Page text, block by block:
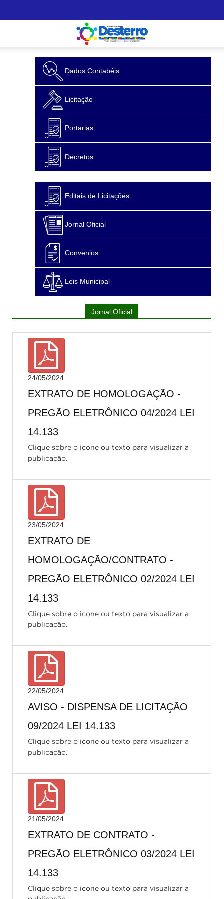
Dados Contabéis
Licitação
Portarias
Decretos
Editais de Licitações
Jornal Oficial
Convenios
Leis Municipal
Jornal Oficial
24/05/2024
EXTRATO DE HOMOLOGAÇÃO -
PREGÃO ELETRÔNICO 04/2024 LEI
14.133
Clique sobre o icone ou texto para visualizar a
publicação.
23/05/2024
EXTRATO DE
HOMOLOGAÇÃO/CONTRATO -
PREGÃO ELETRÔNICO 02/2024 LEI
14.133
Clique sobre o icone ou texto para visualizar a
publicação.
22/05/2024
AVISO - DISPENSA DE LICITAÇÃO
09/2024 LEI 14.133
Clique sobre o icone ou texto para visualizar a
publicação.
21/05/2024
EXTRATO DE CONTRATO -
PREGÃO ELETRÔNICO 03/2024 LEI
14.133
Clique sobre o icone ou texto para visualizar a